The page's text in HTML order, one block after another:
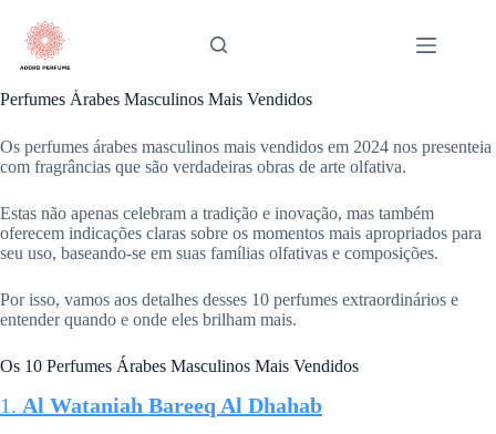
para
conteúdo
Perfumes Árabes Masculinos Mais Vendidos
Os perfumes árabes masculinos mais vendidos em 2024 nos presenteia
com fragrâncias que são verdadeiras obras de arte olfativa.
Estas não apenas celebram a tradição e inovação, mas também
oferecem indicações claras sobre os momentos mais apropriados para
seu uso, baseando-se em suas famílias olfativas e composições.
Por isso, vamos aos detalhes desses 10 perfumes extraordinários e
entender quando e onde eles brilham mais.
Os 10 Perfumes Árabes Masculinos Mais Vendidos
1. Al Wataniah Bareeq Al Dhahab